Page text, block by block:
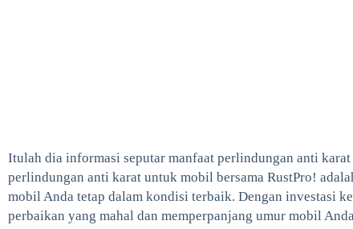
Itulah dia informasi seputar manfaat perlindungan anti
perlindungan anti karat untuk mobil bersama RustPro!
mobil Anda tetap dalam kondisi terbaik. Dengan investasi
perbaikan yang mahal dan memperpanjang umur mobil